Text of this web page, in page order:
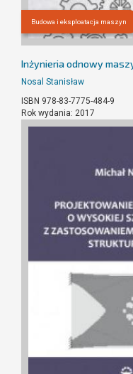
Budowa i eksploatacja maszyn
Inżynieria odnowy
Nosal Stanisław
ISBN 978-83-7775-484-9
Rok wydania: 2017